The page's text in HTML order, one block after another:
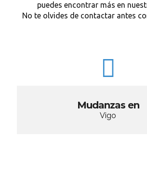
puedes encontrar más en
No te olvides de contactar antes
Mudanzas en
Vigo